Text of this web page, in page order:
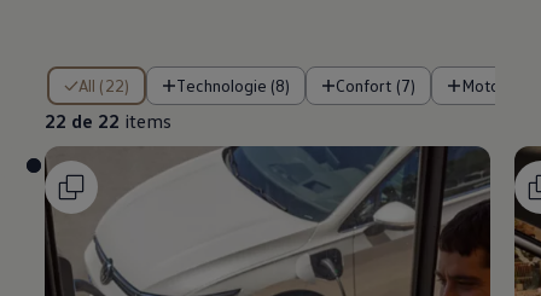
All (22) Technologie (8) Confort (7)
22 de 22 items
22 de 22 items